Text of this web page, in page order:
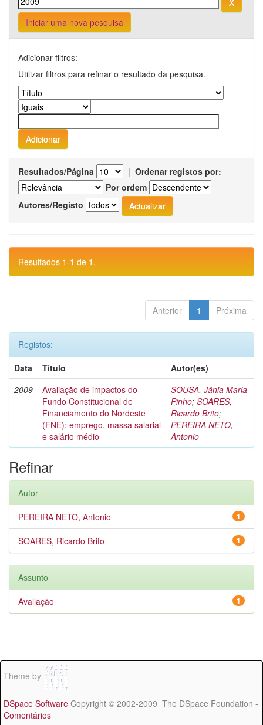
Iniciar uma nova pesquisa
Adicionar filtros:
Utilizar filtros para refinar o resultado da pesquisa.
Resultados/Página | Ordenar registos por:
Por ordem
Autores/Registo
Resultados 1-1 de 1.
Anterior 1 Próxima
Registos:
Data
Título
Autor(es)
2009
Avaliação de impactos do
Fundo Constitucional de
Financiamento do Nordeste
(FNE): emprego, massa salarial
e salário médio
SOUSA, Jânia Maria
Pinho; SOARES,
Ricardo Brito;
PEREIRA NETO,
Antonio
Refinar
Autor
1
PEREIRA NETO, Antonio
1
SOARES, Ricardo Brito
Assunto
1
Avaliação
Theme by
DSpace Software Copyright © 2002-2009 The DSpace Foundation -
Comentários